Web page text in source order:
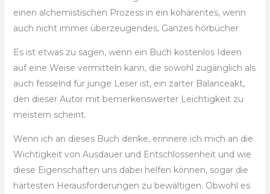
einen alchemistischen Prozess in ein kohärentes, wenn
auch nicht immer überzeugendes, Ganzes hörbücher
Es ist etwas zu sagen, wenn ein Buch kostenlos Ideen
auf eine Weise vermitteln kann, die sowohl zugänglich als
auch fesselnd für junge Leser ist, ein zarter Balanceakt,
den dieser Autor mit bemerkenswerter Leichtigkeit zu
meistern scheint.
Wenn ich an dieses Buch denke, erinnere ich mich an die
Wichtigkeit von Ausdauer und Entschlossenheit und wie
diese Eigenschaften uns dabei helfen können, sogar die
härtesten Herausforderungen zu bewältigen. Obwohl es